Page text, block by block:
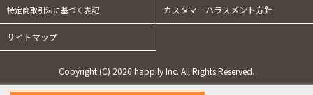
特定商取引法に基づく表記 カスタマーハラスメント方針
サイトマップ
Copyright (C) 2026 happily Inc. All Rights Reserved.